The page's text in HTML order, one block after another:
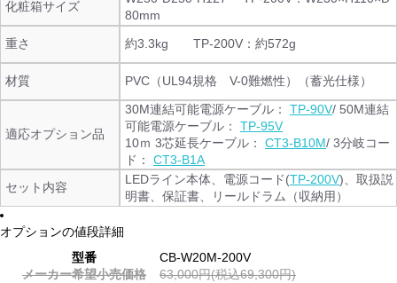
化粧箱サイズ
80mm
重さ
約3.3kg TP-200V：約572g
材質 PVC（UL94規格 V-0難燃性）（蓄光仕様）
適応オプション品
30M連結可能電源ケーブル： TP-90V/ 50M連結
可能電源ケーブル： TP-95V
10ｍ 3芯延長ケーブル： CT3-B10M/ 3分岐コー
ド： CT3-B1A
セット内容
LEDライン本体、電源コード(TP-200V)、取扱説
明書、保証書、リールドラム（収納用）
オプションの値段詳細
型番
CB-W20M-200V
メーカー希望小売価格
63,000円(税込69,300円)